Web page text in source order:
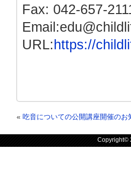
Fax: 042-657-
URL: https://
« 吃音についての公開講座開催のお
Copyright©